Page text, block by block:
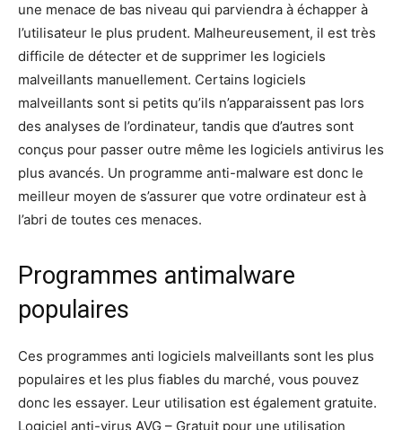
une menace de bas niveau qui parviendra à échapper à
l’utilisateur le plus prudent. Malheureusement, il est très
difficile de détecter et de supprimer les logiciels
malveillants manuellement. Certains logiciels
malveillants sont si petits qu’ils n’apparaissent pas lors
des analyses de l’ordinateur, tandis que d’autres sont
conçus pour passer outre même les logiciels antivirus les
plus avancés. Un programme anti-malware est donc le
meilleur moyen de s’assurer que votre ordinateur est à
l’abri de toutes ces menaces.
Programmes antimalware
populaires
Ces programmes anti logiciels malveillants sont les plus
populaires et les plus fiables du marché, vous pouvez
donc les essayer. Leur utilisation est également gratuite.
Logiciel anti-virus AVG – Gratuit pour une utilisation